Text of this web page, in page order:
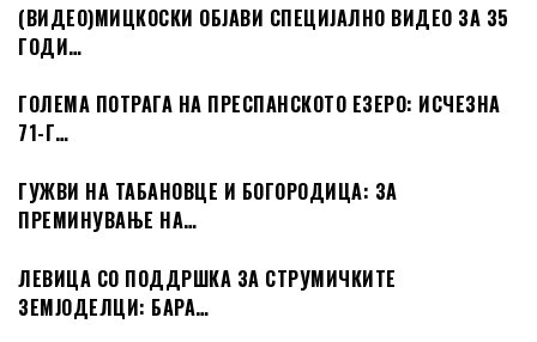
(ВИДЕО)МИЦКОСКИ ОБЈАВИ СПЕЦИЈАЛНО ВИДЕО ЗА 35
ГОДИ…
ГОЛЕМА ПОТРАГА НА ПРЕСПАНСКОТО ЕЗЕРО: ИСЧЕЗНА
71-Г…
ГУЖВИ НА ТАБАНОВЦЕ И БОГОРОДИЦА: ЗА
ПРЕМИНУВАЊЕ НА…
ЛЕВИЦА СО ПОДДРШКА ЗА СТРУМИЧКИТЕ
ЗЕМЈОДЕЛЦИ: БАРА…